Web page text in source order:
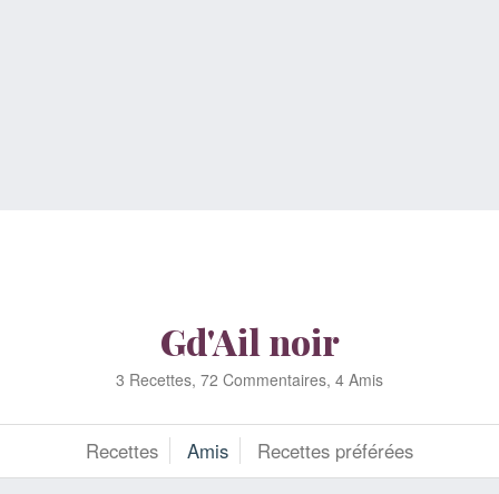
Gd'Ail noir
3 Recettes, 72 Commentaires, 4 Amis
Recettes Amis Recettes préférées